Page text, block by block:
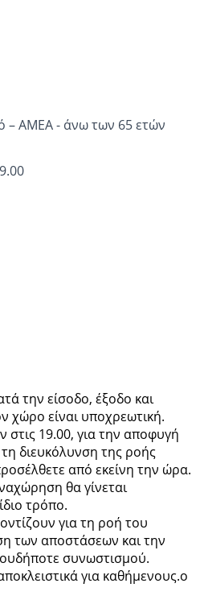
– ΑΜΕΑ - άνω των 65 ετών
την είσοδο, έξοδο και
χώρο είναι υποχρεωτική.
στις 19.00, για την αποφυγή
διευκόλυνση της ροής
από εκείνη την ώρα.
θα γίνεται
τρόπο.
για τη ροή του
των αποστάσεων και την
συνωστισμού.
για καθήμενους.o